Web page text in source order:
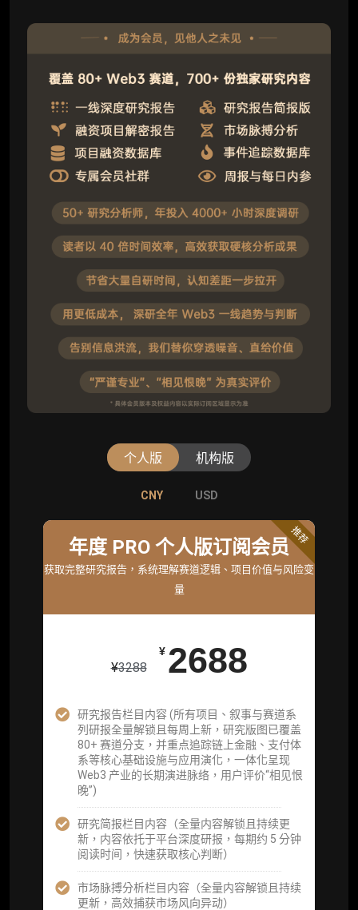
个人版 机构版
CNY USD
年度 PRO 个人版订阅会员
获取完整研究报告，系统理解赛道逻辑、项目价值与风险变
量
¥3288
¥ 2688
研究报告栏目内容 (所有项目、叙事与赛道系
列研报全量解锁且每周上新，研究版图已覆盖
80+ 赛道分支，并重点追踪链上金融、支付体
系等核心基础设施与应用演化，一体化呈现
Web3 产业的长期演进脉络，用户评价“相见恨
晚”)
研究简报栏目内容（全量内容解锁且持续更
新，内容依托于平台深度研报，每期约 5 分钟
阅读时间，快速获取核心判断）
市场脉搏分析栏目内容（全量内容解锁且持续
更新，高效捕获市场风向异动）
推荐
CNY USD
机构标准年度服务会员
获取机构级研究与基础服务
26800
服)
机构增强研究包（在每期研报基础上，进一步
提供一页纸格局图、机构视角附录、结构化数
据集与定向持续追踪数据库，将研报内容沉淀
为可复用、可复核、可持续追踪的机构级研究
资产）
定制化研究服务（1次，课题/选题经审核通过
后，由业内享有盛誉的研究团队为你开展专项
研究，并交付一份完整研究报告）
重点研究方向前瞻栏目（获取重点赛道、项目
标准版